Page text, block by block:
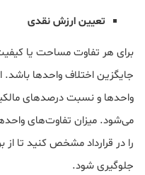
تعیین ارزش نقدی
برای هر تفاوت مساحت یا
جایگزین اختلاف واحدها باشد.
واحدها و نسبت درصدهای
می‌شود. میزان تفاوت‌های
را در قرارداد مشخص کنید تا از
جلوگیری شود.